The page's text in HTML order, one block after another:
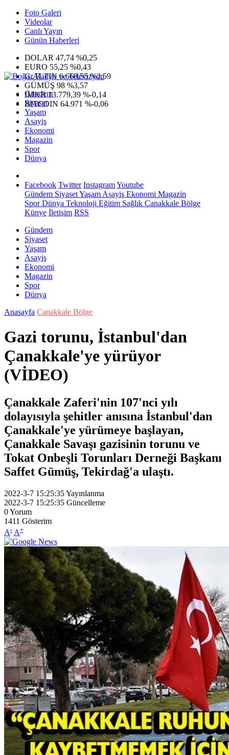
Foto Galeri
Videolar
Canlı Yayın
Günün Haberleri
DOLAR 47,74 %0,25
EURO 55,25 %0,43
G.ALTIN6.660,55 %2,59
GÜMÜŞ 98 %3,57
IMKB13.779,39 %-0,14
BITCOIN 64.971 %-0,06
Gündem
Siyaset
Yaşam
Asayiş
Ekonomi
Magazin
Spor
Dünya
Facebook Twitter InstagramYoutube
Gündem SiyasetYaşam Asayiş Ekonomi Magazin
SporDünya Teknoloji Eğitim Sağlık Çanakkale Bölge
Künye İletişim RSS
Gündem
Siyaset
Yaşam
Asayiş
Ekonomi
Magazin
Spor
Dünya
Anasayfa Çanakkale Bölge
Gazi torunu, İstanbul'dan
Çanakkale'ye yürüyor
(VİDEO)
Çanakkale Zaferi'nin 107'nci yılı
dolayısıyla şehitler anısına İstanbul'dan
Çanakkale'ye yürümeye başlayan,
Çanakkale Savaşı gazisinin torunu ve
Tokat Onbeşli Torunları Derneği Başkanı
Saffet Gümüş, Tekirdağ'a ulaştı.
2022-3-7 15:25:35Yayınlanma
2022-3-7 15:25:35 Güncelleme
0Yorum
1411 Gösterim
A- A+